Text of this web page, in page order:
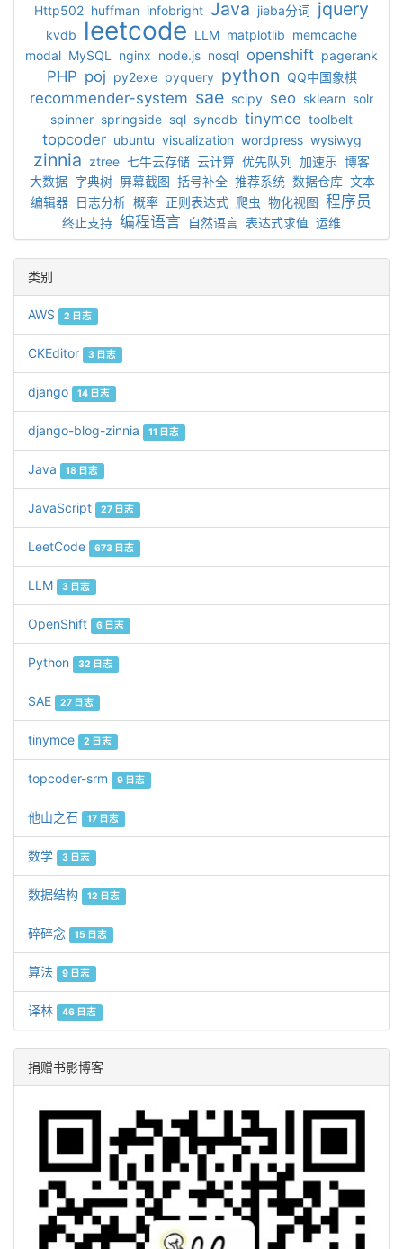
Http502 huffman infobright Java jieba分词 jquery
kvdb leetcode LLM matplotlib memcache
modal MySQL nginx node.js nosql openshift pagerank
PHP poj py2exe pyquery python QQ中国象棋
recommender-system sae scipy seo sklearn solr
spinner springside sql syncdb tinymce toolbelt
topcoder ubuntu visualization wordpress wysiwyg
zinnia ztree 七牛云存储 云计算 优先队列 加速乐 博客
大数据 字典树 屏幕截图 括号补全 推荐系统 数据仓库 文本
编辑器
日志分析 概率 正则表达式 爬虫 物化视图 程序员
终止支持 编程语言 自然语言 表达式求值 运维
类别
AWS 2 日志
CKEditor 3 日志
django 14 日志
django-blog-zinnia 11 日志
Java 18 日志
JavaScript 27 日志
LeetCode 673 日志
LLM 3 日志
OpenShift 6 日志
Python 32 日志
SAE 27 日志
tinymce 2 日志
topcoder-srm 9 日志
他山之石 17 日志
数学 3 日志
数据结构 12 日志
碎碎念 15 日志
算法 9 日志
译林 46 日志
捐赠书影博客